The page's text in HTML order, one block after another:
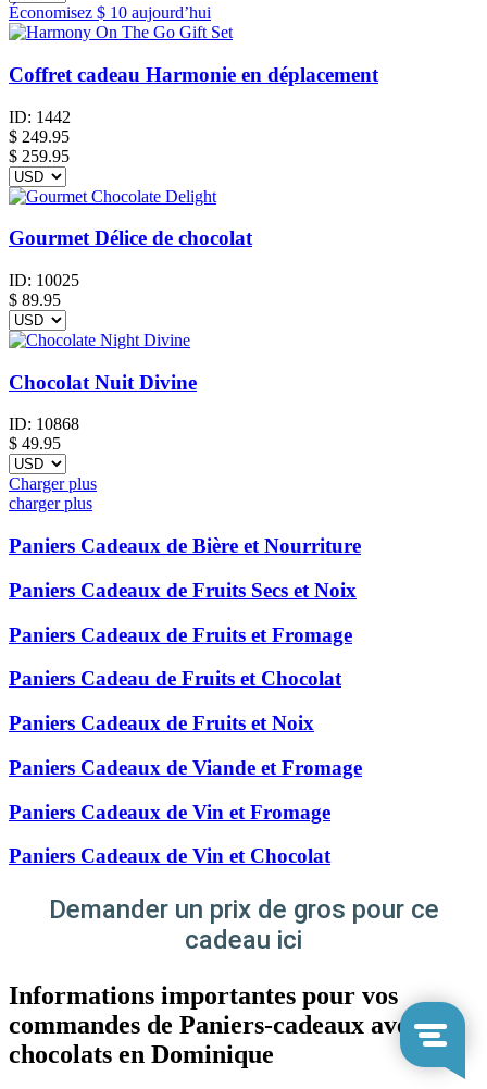
Économisez $ 10 aujourd’hui
Coffret cadeau Harmonie en déplacement
ID: 1442
$ 249.95
$ 259.95
Gourmet Délice de chocolat
ID: 10025
$ 89.95
Chocolat Nuit Divine
ID: 10868
$ 49.95
Charger plus
charger plus
Paniers Cadeaux de Bière et Nourriture
Paniers Cadeaux de Fruits Secs et Noix
Paniers Cadeaux de Fruits et Fromage
Paniers Cadeau de Fruits et Chocolat
Paniers Cadeaux de Fruits et Noix
Paniers Cadeaux de Viande et Fromage
Paniers Cadeaux de Vin et Fromage
Paniers Cadeaux de Vin et Chocolat
Demander un prix de gros pour ce
cadeau ici
Informations importantes pour vos
commandes de Paniers-cadeaux avec
chocolats en Dominique